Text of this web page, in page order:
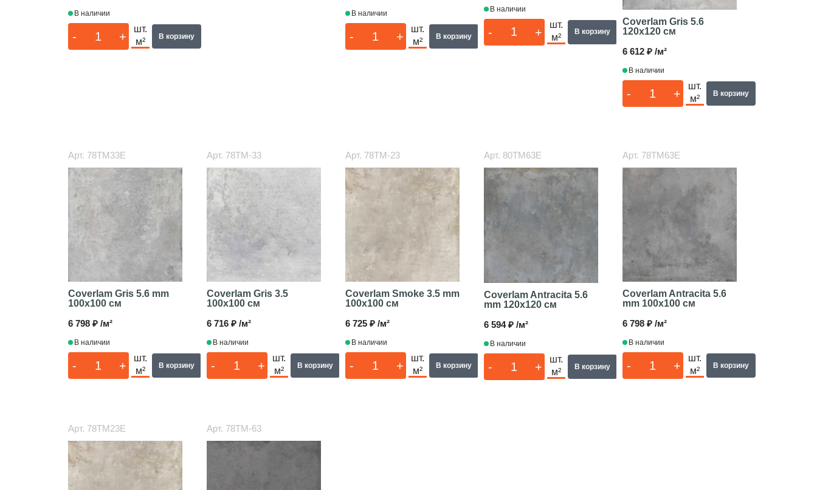
В наличии
- +
шт.
м²
В корзину
В наличии
- +
шт.
м²
В корзину
В наличии
- +
шт.
м²
В корзину
Coverlam Gris 5.6
120x120 см
6 612 ₽ /м²
В наличии
- +
шт.
м²
В корзину
Арт. 78TM33E
Coverlam Gris 5.6 mm
100x100 см
6 798 ₽ /м²
В наличии
- +
шт.
м²
В корзину
Арт. 78TM-33
Coverlam Gris 3.5
100x100 см
6 716 ₽ /м²
В наличии
- +
шт.
м²
В корзину
Арт. 78TM-23
Coverlam Smoke 3.5 mm
100x100 см
6 725 ₽ /м²
В наличии
- +
шт.
м²
В корзину
Арт. 80TM63E
Coverlam Antracita 5.6
mm 120x120 см
6 594 ₽ /м²
В наличии
- +
шт.
м²
В корзину
Арт. 78TM63E
Coverlam Antracita 5.6
mm 100x100 см
6 798 ₽ /м²
В наличии
- +
шт.
м²
В корзину
Арт. 78TM23E Арт. 78TM-63